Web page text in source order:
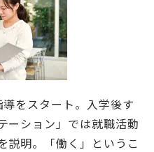
をスタート。入学後す
ーション」では就職活動
説明。「働く」というこ